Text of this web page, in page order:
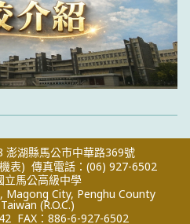
湖縣馬公市中華路369號
表) 傳真電話：(06) 927-6502
立馬公高級中學
Magong City, Penghu County
(R.O.C.)
FAX：886-6-927-6502